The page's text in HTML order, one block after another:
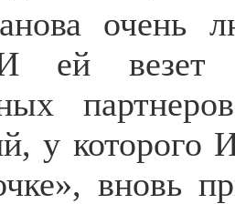
очень
ей везет
у которого
вновь